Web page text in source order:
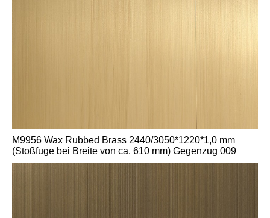
M9956 Wax Rubbed Brass 2440/3050*1220*1,0 mm
(Stoßfuge bei Breite von ca. 610 mm) Gegenzug 009